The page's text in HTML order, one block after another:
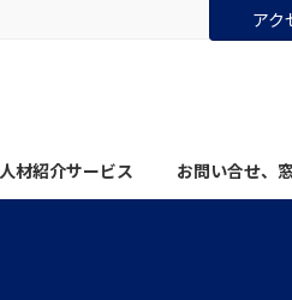
アク
人材紹介サービス お問い合せ、